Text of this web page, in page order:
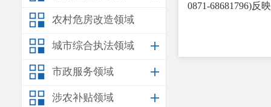
农村危房改造领域
城市综合执法领域
市政服务领域
涉农补贴领域
0871-68681796)反